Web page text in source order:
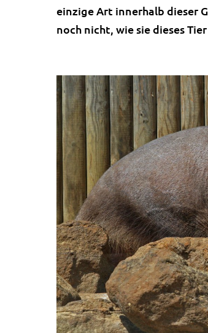
einzige Art innerhalb dieser
noch nicht, wie sie dieses